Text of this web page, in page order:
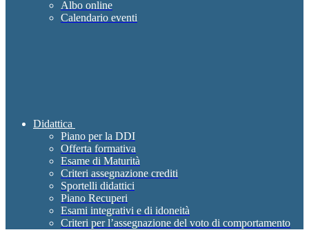
Albo online
Calendario eventi
Didattica
Piano per la DDI
Offerta formativa
Esame di Maturità
Criteri assegnazione crediti
Sportelli didattici
Piano Recuperi
Esami integrativi e di idoneità
Criteri per l’assegnazione del voto di comportamento